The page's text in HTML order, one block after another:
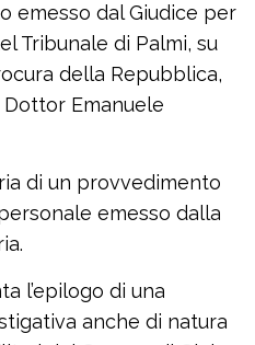
emesso dal Giudice per
Tribunale di Palmi, su
della Repubblica,
Emanuele
di un provvedimento
emesso dalla
l’epilogo di una
anche di natura